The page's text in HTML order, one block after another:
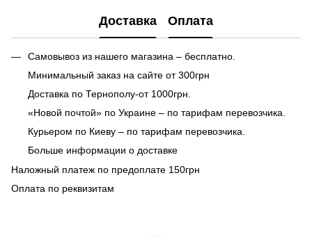
Доставка Оплата
Самовывоз из нашего магазина – бесплатно.
Минимальный заказ на сайте от 300грн
Доставка по Тернополу-от 1000грн.
«Новой почтой» по Украине – по тарифам перевозчика.
Курьером по Киеву – по тарифам перевозчика.
Больше информации о доставке
Наложный платеж по предоплате 150грн
Оплата по реквизитам